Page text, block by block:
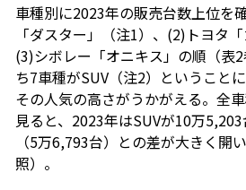
車種別に2023年の販売台数上位を
「ダスター」（注1）、(2)トヨタ
(3)シボレー「オニキス」の順（表
ち7車種がSUV（注2）ということ
その人気の高さがうかがえる。全
見ると、2023年はSUVが10万
（5万6,793台）との差が大きく開
照）。